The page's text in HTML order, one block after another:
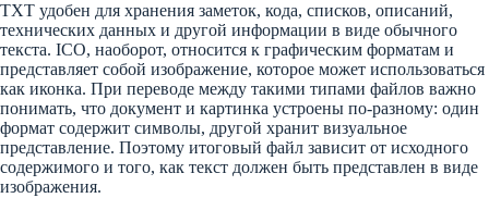
TXT удобен для хранения заметок, кода, списков, описаний,
технических данных и другой информации в виде обычного
текста. ICO, наоборот, относится к графическим форматам и
представляет собой изображение, которое может использоваться
как иконка. При переводе между такими типами файлов важно
понимать, что документ и картинка устроены по-разному: один
формат содержит символы, другой хранит визуальное
представление. Поэтому итоговый файл зависит от исходного
содержимого и того, как текст должен быть представлен в виде
изображения.